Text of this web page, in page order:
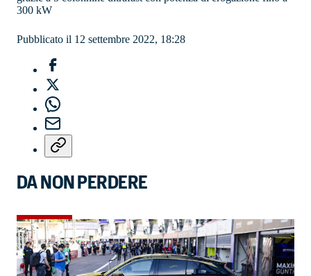
300 kW
Pubblicato il 12 settembre 2022, 18:28
DA NON PERDERE